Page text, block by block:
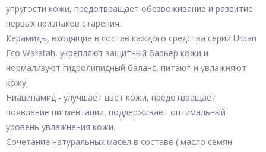
упругости кожи, предотвращает обезвоживание и развитие
первых признаков старения.
Керамиды, входящие в состав каждого средства серии Urban
Eco Waratah, укрепляют защитный барьер кожи и
нормализуют гидролипидный баланс, питают и увлажняют
кожу.
Ниацинамид - улучшает цвет кожи, предотвращает
появление пигментации, поддерживает оптимальный
уровень увлажнения кожи.
Сочетание натуральных масел в составе ( масло семян